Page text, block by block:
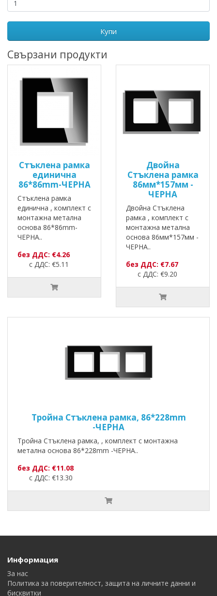
Купи
Свързани продукти
Стъклена рамка
единична
86*86mm-ЧЕРНА
Стъклена рамка
единична , комплект с
монтажна метална
основа 86*86mm-
ЧЕРНА..
без ДДС: €4.26
с ДДС: €5.11
Двойна
Стъклена рамка
86мм*157мм -
ЧЕРНА
Двойна Стъклена
рамка , комплект с
монтажна метална
основа 86мм*157мм -
ЧЕРНА..
без ДДС: €7.67
с ДДС: €9.20
Тройна Стъклена рамка, 86*228mm
-ЧЕРНА
Тройна Стъклена рамка, , комплект с монтажна
метална основа 86*228mm -ЧЕРНА..
без ДДС: €11.08
с ДДС: €13.30
Информация
За нас
Политика за поверителност, защита на личните данни и
бисквитки